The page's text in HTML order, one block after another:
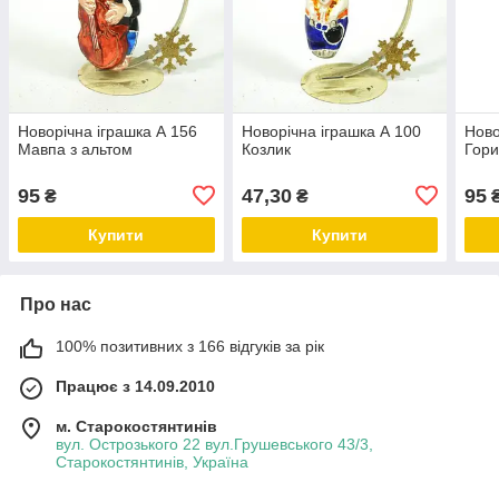
Новорічна іграшка А 156
Мавпа з альтом
95 ₴
Купити
Новорічна іграшка А 100
Козлик
47,30₴
Купити
95
Про нас
100% позитивних з 166 відгуків за рік
Працює з 14.09.2010
м. Старокостянтинів
вул. Острозького 22 вул.Грушевського 43/3,
Старокостянтинів, Україна